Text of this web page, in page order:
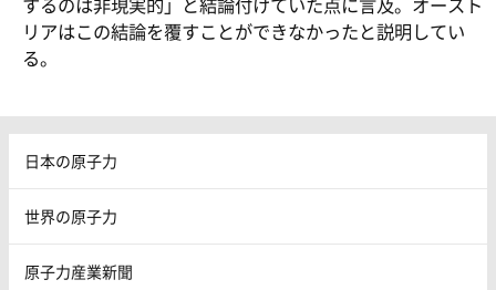
するのは非現実的」と結論付けていた点に言及。オースト
リアはこの結論を覆すことができなかったと説明してい
る。
日本の原子力
世界の原子力
原子力産業新聞